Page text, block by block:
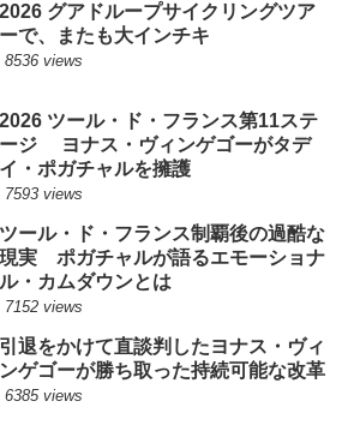
2026 グアドループサイクリングツア
ーで、またも大インチキ
8536 views
2026 ツール・ド・フランス第11ステ
ージ ヨナス・ヴィンゲゴーがタデ
イ・ポガチャルを擁護
7593 views
ツール・ド・フランス制覇後の過酷な
現実 ポガチャルが語るエモーショナ
ル・カムダウンとは
7152 views
引退をかけて直談判したヨナス・ヴィ
ンゲゴーが勝ち取った持続可能な改革
6385 views